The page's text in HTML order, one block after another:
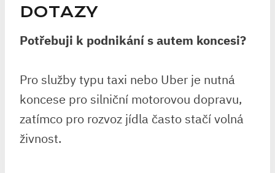
DOTAZY
Potřebuji k podnikání s autem koncesi?
Pro služby typu taxi nebo Uber je nutná
koncese pro silniční motorovou dopravu,
zatímco pro rozvoz jídla často stačí volná
živnost.